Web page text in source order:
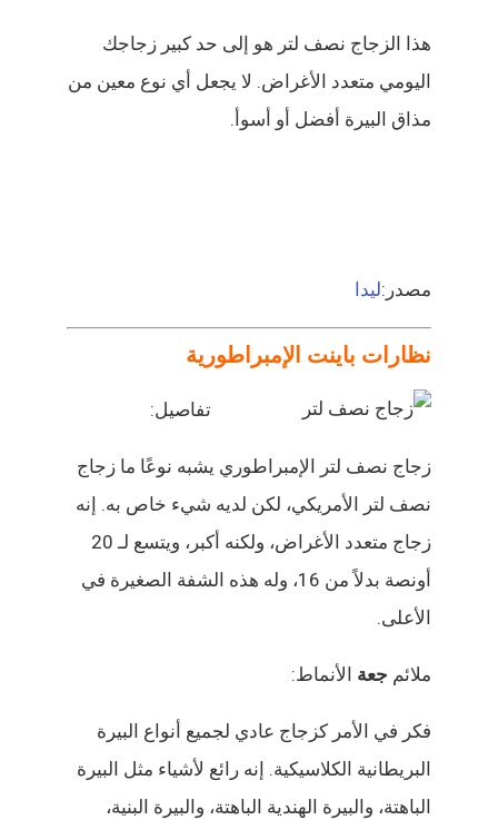
هذا الزجاج نصف لتر هو إلى حد كبير زجاجك
اليومي متعدد الأغراض. لا يجعل أي نوع معين من
مذاق البيرة أفضل أو أسوأ.
مصدر:ليدا
نظارات باينت الإمبراطورية
تفاصيل:
زجاج نصف لتر الإمبراطوري يشبه نوعًا ما زجاج
نصف لتر الأمريكي، لكن لديه شيء خاص به. إنه
زجاج متعدد الأغراض، ولكنه أكبر، ويتسع لـ 20
أونصة بدلاً من 16، وله هذه الشفة الصغيرة في
الأعلى.
ملائم جعة الأنماط:
فكر في الأمر كزجاج عادي لجميع أنواع البيرة
البريطانية الكلاسيكية. إنه رائع لأشياء مثل البيرة
الباهتة، والبيرة الهندية الباهتة، والبيرة البنية،